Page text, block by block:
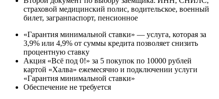
страховой медицинский полис, водительское, военный
билет, загранпаспорт, пенсионное
«Гарантия минимальной ставки» — услуга, которая за
3,9% или 4,9% от суммы кредита позволяет снизить
процентную ставку
Акция «Всё под 0!» за 5 покупок по 10000 рублей
картой «Халва» ежемесячно и подключении услуги
«Гарантия минимальной ставки»
Обеспечение не требуется